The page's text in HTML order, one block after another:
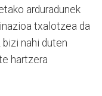
arduradunek
txalotzea da
nahi duten
hartzera